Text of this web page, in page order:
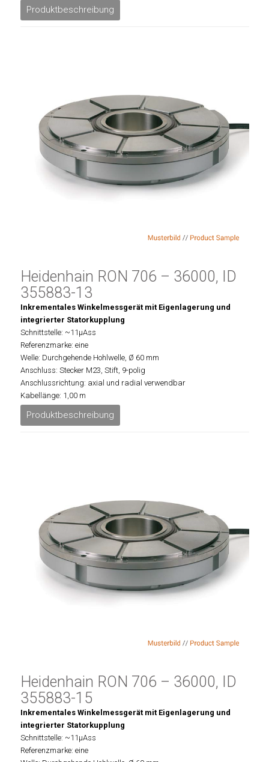
Produktbeschreibung
Heidenhain RON 706 – 36000, ID
355883-13
Inkrementales Winkelmessgerät mit Eigenlagerung und
integrierter Statorkupplung
Schnittstelle: ~11µAss
Referenzmarke: eine
Welle: Durchgehende Hohlwelle, Ø 60 mm
Anschluss: Stecker M23, Stift, 9-polig
Anschlussrichtung: axial und radial verwendbar
Kabellänge: 1,00 m
Produktbeschreibung
Heidenhain RON 706 – 36000, ID
355883-15
Inkrementales Winkelmessgerät mit Eigenlagerung und
integrierter Statorkupplung
Schnittstelle: ~11µAss
Referenzmarke: eine